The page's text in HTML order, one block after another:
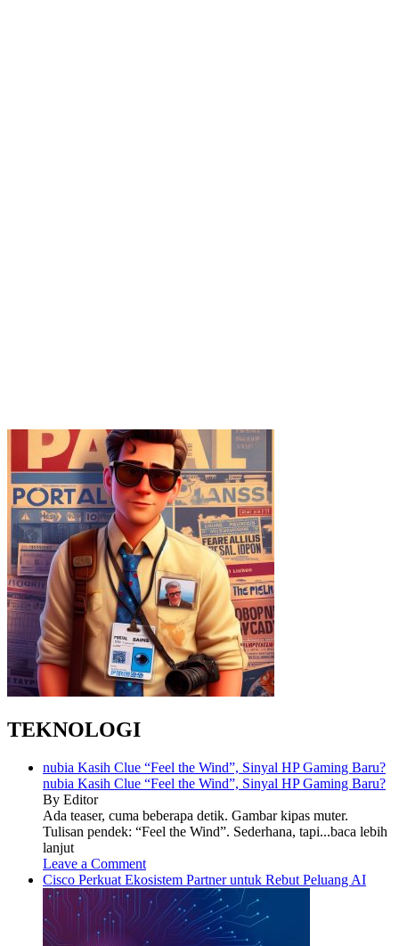
TEKNOLOGI
nubia Kasih Clue “Feel the Wind”, Sinyal HP Gaming Baru?
nubia Kasih Clue “Feel the Wind”, Sinyal HP Gaming Baru?
By Editor
Ada teaser, cuma beberapa detik. Gambar kipas muter.
Tulisan pendek: “Feel the Wind”. Sederhana, tapi...baca lebih
lanjut
Leave a Comment
Cisco Perkuat Ekosistem Partner untuk Rebut Peluang AI